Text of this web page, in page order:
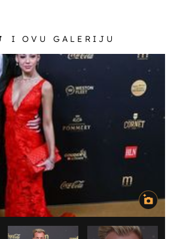
I OVU GALERIJU